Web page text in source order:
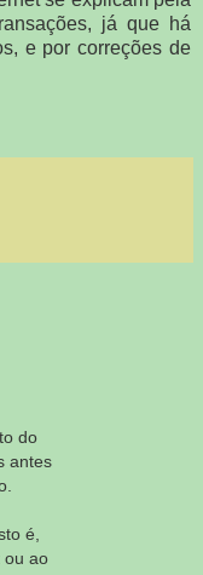
já que há
e por correções de
do
antes
é,
ou ao